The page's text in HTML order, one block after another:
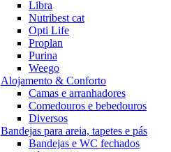
Libra
Nutribest cat
Opti Life
Proplan
Purina
Weego
Alojamento & Conforto
Camas e arranhadores
Comedouros e bebedouros
Diversos
Bandejas para areia, tapetes e pás
Bandejas e WC fechados